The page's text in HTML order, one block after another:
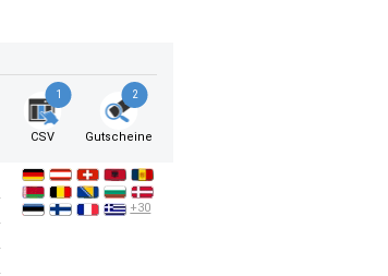
1
CSV
2
Gutscheine
+30